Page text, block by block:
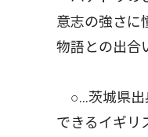
意志の強さに
物語との出合
○…茨城県出
できるイギリ